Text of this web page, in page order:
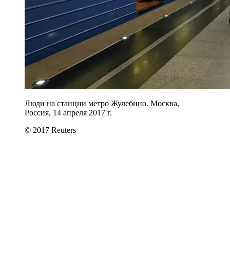
Люди на станции метро Жулебино. Москва,
Россия, 14 апреля 2017 г.
© 2017 Reuters